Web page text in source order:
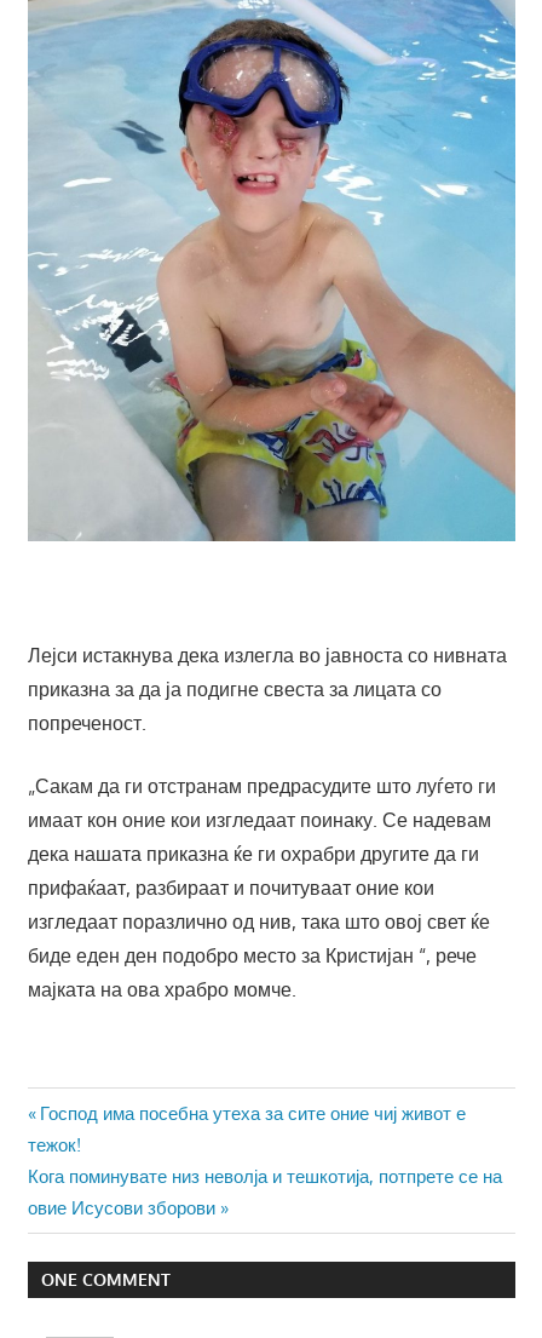
Лејси истакнува дека излегла во јавноста со нивната
приказна за да ја подигне свеста за лицата со
попреченост.
„Сакам да ги отстранам предрасудите што луѓето ги
имаат кон оние кои изгледаат поинаку. Се надевам
дека нашата приказна ќе ги охрабри другите да ги
прифаќаат, разбираат и почитуваат оние кои
изгледаат поразлично од нив, така што овој свет ќе
биде еден ден подобро место за Кристијан “, рече
мајката на ова храбро момче.
Навигација
на
напис
Previous
Post:
Господ има посебна утеха за сите оние чиј живот е
тежок!
Next
Post:
Кога поминувате низ неволја и тешкотија, потпрете се на
овие Исусови зборови
ONE COMMENT